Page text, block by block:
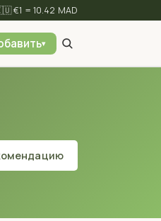
€1 = 10.42 MAD
▾